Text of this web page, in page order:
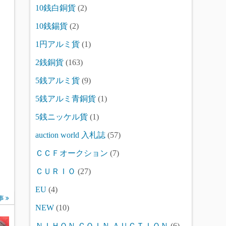
10銭白銅貨 (2)
10銭錫貨 (2)
1円アルミ貨 (1)
2銭銅貨 (163)
5銭アルミ貨 (9)
5銭アルミ青銅貨 (1)
5銭ニッケル貨 (1)
auction world 入札誌 (57)
ＣＣＦオークション (7)
ＣＵＲＩＯ (27)
EU (4)
NEW (10)